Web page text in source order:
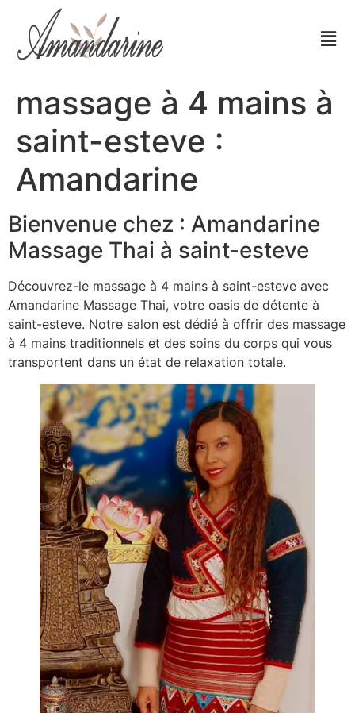
massage à 4 mains à
saint-esteve :
Amandarine
Bienvenue chez : Amandarine
Massage Thai à saint-esteve
Découvrez-le massage à 4 mains à saint-esteve avec
Amandarine Massage Thai, votre oasis de détente à
saint-esteve. Notre salon est dédié à offrir des massage
à 4 mains traditionnels et des soins du corps qui vous
transportent dans un état de relaxation totale.